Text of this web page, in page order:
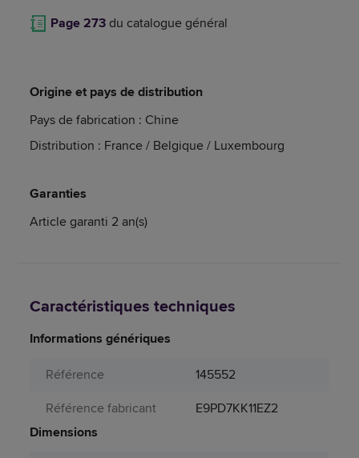
Page 273 du catalogue général
Origine et pays de distribution
Pays de fabrication : Chine
Distribution : France / Belgique / Luxembourg
Garanties
Article garanti 2 an(s)
Caractéristiques techniques
Informations génériques
Référence
145552
Référence fabricant
E9PD7KK11EZ2
Dimensions